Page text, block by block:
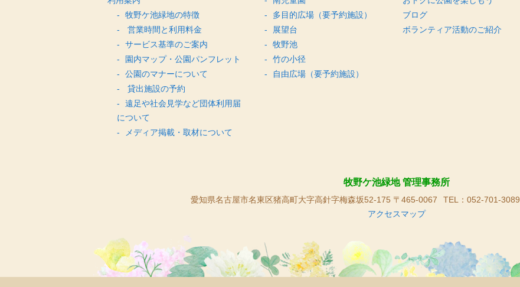
牧野ケ池緑地の特徴
営業時間と利用料金
サービス基準のご案内
園内マップ・公園パンフレット
公園のマナーについて
貸出施設の予約
遠足や社会見学など団体利用届
について
メディア掲載・取材について
多目的広場（要予約施設）
展望台
牧野池
竹の小径
自由広場（要予約施設）
ブログ
ボランティア活動のご紹介
牧野ケ池緑地 管理事務所
愛知県名古屋市名東区猪高町大字高針字梅森坂52-175 〒465-0067 TEL：052-701-3089
アクセスマップ